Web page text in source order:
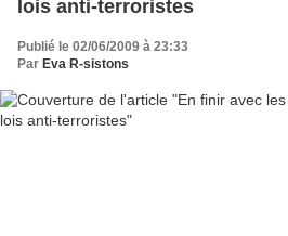
lois anti-terroristes
Publié le 02/06/2009 à 23:33
Par Eva R-sistons